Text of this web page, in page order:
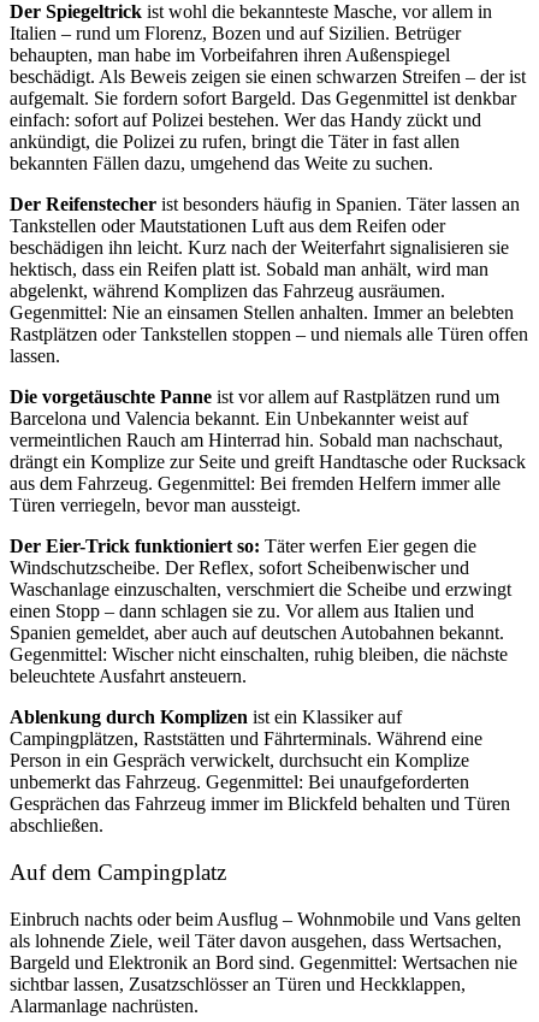
Der Spiegeltrick ist wohl die bekannteste Masche, vor allem in
Italien – rund um Florenz, Bozen und auf Sizilien. Betrüger
behaupten, man habe im Vorbeifahren ihren Außenspiegel
beschädigt. Als Beweis zeigen sie einen schwarzen Streifen – der ist
aufgemalt. Sie fordern sofort Bargeld. Das Gegenmittel ist denkbar
einfach: sofort auf Polizei bestehen. Wer das Handy zückt und
ankündigt, die Polizei zu rufen, bringt die Täter in fast allen
bekannten Fällen dazu, umgehend das Weite zu suchen.
Der Reifenstecher ist besonders häufig in Spanien. Täter lassen an
Tankstellen oder Mautstationen Luft aus dem Reifen oder
beschädigen ihn leicht. Kurz nach der Weiterfahrt signalisieren sie
hektisch, dass ein Reifen platt ist. Sobald man anhält, wird man
abgelenkt, während Komplizen das Fahrzeug ausräumen.
Gegenmittel: Nie an einsamen Stellen anhalten. Immer an belebten
Rastplätzen oder Tankstellen stoppen – und niemals alle Türen offen
lassen.
Die vorgetäuschte Panne ist vor allem auf Rastplätzen rund um
Barcelona und Valencia bekannt. Ein Unbekannter weist auf
vermeintlichen Rauch am Hinterrad hin. Sobald man nachschaut,
drängt ein Komplize zur Seite und greift Handtasche oder Rucksack
aus dem Fahrzeug. Gegenmittel: Bei fremden Helfern immer alle
Türen verriegeln, bevor man aussteigt.
Der Eier-Trick funktioniert so: Täter werfen Eier gegen die
Windschutzscheibe. Der Reflex, sofort Scheibenwischer und
Waschanlage einzuschalten, verschmiert die Scheibe und erzwingt
einen Stopp – dann schlagen sie zu. Vor allem aus Italien und
Spanien gemeldet, aber auch auf deutschen Autobahnen bekannt.
Gegenmittel: Wischer nicht einschalten, ruhig bleiben, die nächste
beleuchtete Ausfahrt ansteuern.
Ablenkung durch Komplizen ist ein Klassiker auf
Campingplätzen, Raststätten und Fährterminals. Während eine
Person in ein Gespräch verwickelt, durchsucht ein Komplize
unbemerkt das Fahrzeug. Gegenmittel: Bei unaufgeforderten
Gesprächen das Fahrzeug immer im Blickfeld behalten und Türen
abschließen.
Auf dem Campingplatz
Einbruch nachts oder beim Ausflug – Wohnmobile und Vans gelten
als lohnende Ziele, weil Täter davon ausgehen, dass Wertsachen,
Bargeld und Elektronik an Bord sind. Gegenmittel: Wertsachen nie
sichtbar lassen, Zusatzschlösser an Türen und Heckklappen,
Alarmanlage nachrüsten.